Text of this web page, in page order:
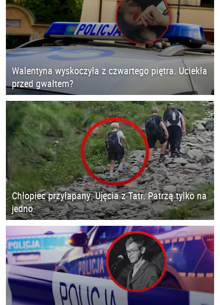
Walentyna wyskoczyła z czwartego piętra. Uciekła
przed gwałtem?
Chłopiec przyłapany. Ujęcia z Tatr. Patrzą tylko na
jedno